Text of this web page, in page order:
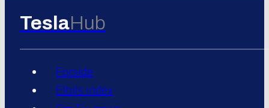
TeslaHub
Forside
Elbils index